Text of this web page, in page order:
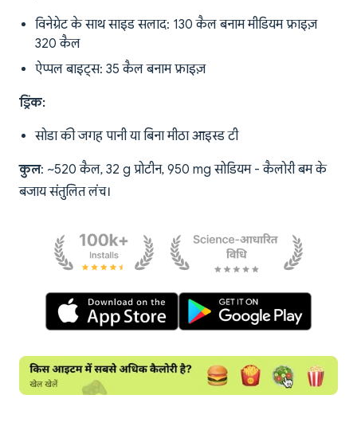
विनेग्रेट के साथ साइड सलाद: 130 कैल बनाम मीडियम फ्राइज़
320 कैल
ऐप्पल बाइट्स: 35 कैल बनाम फ्राइज़
ड्रिंक:
सोडा की जगह पानी या बिना मीठा आइस्ड टी
कुल: ~520 कैल, 32 g प्रोटीन, 950 mg सोडियम - कैलोरी बम के
बजाय संतुलित लंच।